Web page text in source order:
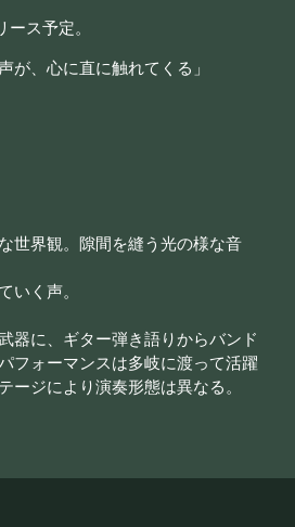
ース予定。
が、心に直に触れてくる」
世界観。隙間を縫う光の様な音
いく声。
器に、ギター弾き語りからバンド
フォーマンスは多岐に渡って活躍
ージにより演奏形態は異なる。